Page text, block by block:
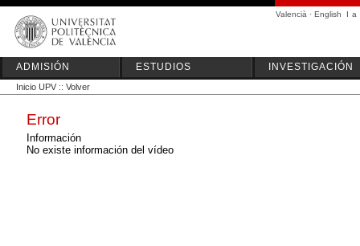
Valencià · English I a
ADMISIÓN ESTUDIOS INVESTIGACIÓN
Inicio UPV :: Volver
Error
Información
No existe información del vídeo